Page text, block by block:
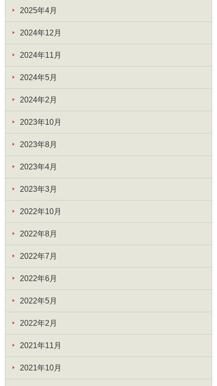
2025年4月
2024年12月
2024年11月
2024年5月
2024年2月
2023年10月
2023年8月
2023年4月
2023年3月
2022年10月
2022年8月
2022年7月
2022年6月
2022年5月
2022年2月
2021年11月
2021年10月